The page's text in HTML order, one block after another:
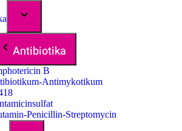
Antibiotika
B
Antimykotikum
Penicillin-Streptomycin